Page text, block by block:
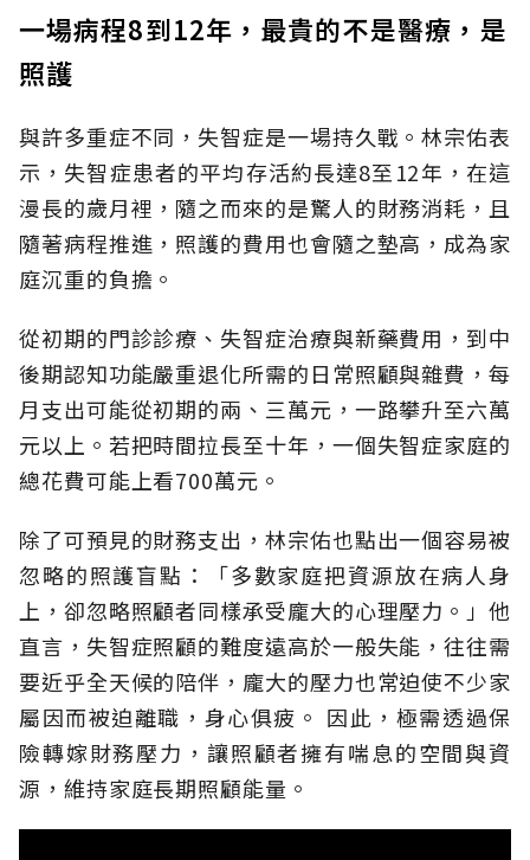
一場病程8到12年，最貴的不是醫療，是
照護
與許多重症不同，失智症是一場持久戰。林宗佑表
示，失智症患者的平均存活約長達8至12年，在這
漫長的歲月裡，隨之而來的是驚人的財務消耗，且
隨著病程推進，照護的費用也會隨之墊高，成為家
庭沉重的負擔。
從初期的門診診療、失智症治療與新藥費用，到中
後期認知功能嚴重退化所需的日常照顧與雜費，每
月支出可能從初期的兩、三萬元，一路攀升至六萬
元以上。若把時間拉長至十年，一個失智症家庭的
總花費可能上看700萬元。
除了可預見的財務支出，林宗佑也點出一個容易被
忽略的照護盲點：「多數家庭把資源放在病人身
上，卻忽略照顧者同樣承受龐大的心理壓力。」他
直言，失智症照顧的難度遠高於一般失能，往往需
要近乎全天候的陪伴，龐大的壓力也常迫使不少家
屬因而被迫離職，身心俱疲。 因此，極需透過保
險轉嫁財務壓力，讓照顧者擁有喘息的空間與資
源，維持家庭長期照顧能量。